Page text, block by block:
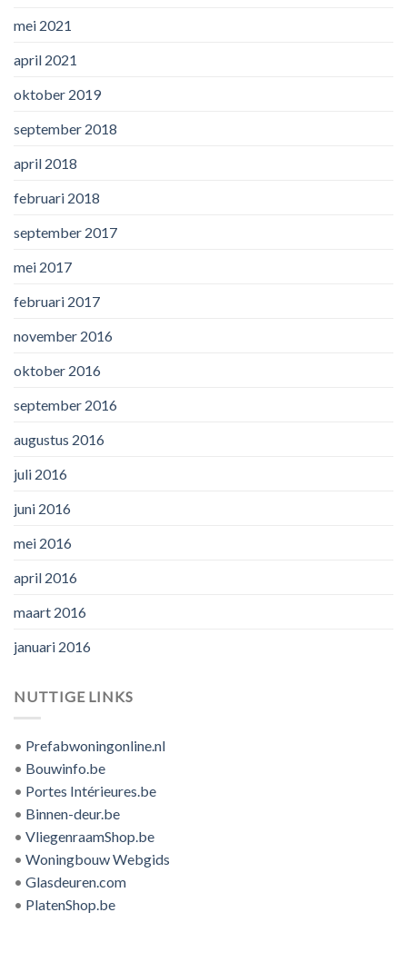
mei 2021
april 2021
oktober 2019
september 2018
april 2018
februari 2018
september 2017
mei 2017
februari 2017
november 2016
oktober 2016
september 2016
augustus 2016
juli 2016
juni 2016
mei 2016
april 2016
maart 2016
januari 2016
NUTTIGE LINKS
• Prefabwoningonline.nl
• Bouwinfo.be
• Portes Intérieures.be
• Binnen-deur.be
• VliegenraamShop.be
• Woningbouw Webgids
• Glasdeuren.com
• PlatenShop.be